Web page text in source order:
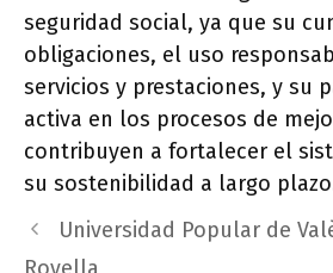
seguridad social, ya que su
obligaciones, el uso
servicios y prestaciones, y su
activa en los procesos de
contribuyen a fortalecer el
su sostenibilidad a largo
Universidad Popular de